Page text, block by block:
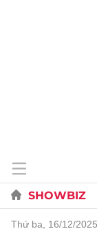
SHOWBIZ
thứ ba, 16/12/